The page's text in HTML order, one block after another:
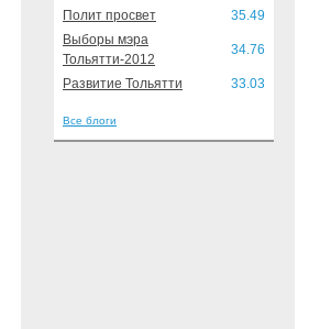
Полит просвет
35.49
Выборы мэра
Тольятти-2012
34.76
Развитие Тольятти 33.03
Все блоги